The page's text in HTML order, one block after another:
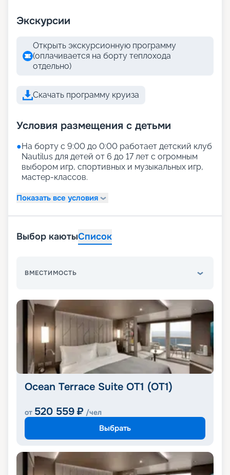
Экскурсии
Открыть экскурсионную программу
(оплачивается на борту теплохода
отдельно)
Скачать программу круиза
Условия размещения с детьми
●На борту с 9:00 до 0:00 работает детский клуб
Nautilus для детей от 6 до 17 лет с огромным
выбором игр, спортивных и музыкальных игр,
мастер-классов.
Показать все условия
Выбор каютыСписок
ВМЕСТИМОСТЬ
Ocean Terrace Suite OT1 (OT1)
от 520 559 ₽ /чел
Выбрать